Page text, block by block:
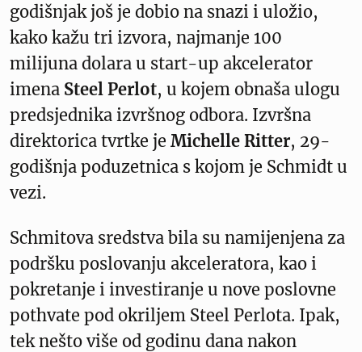
godišnjak još je dobio na snazi i uložio,
kako kažu tri izvora, najmanje 100
milijuna dolara u start-up akcelerator
imena Steel Perlot, u kojem obnaša ulogu
predsjednika izvršnog odbora. Izvršna
direktorica tvrtke je Michelle Ritter, 29-
godišnja poduzetnica s kojom je Schmidt u
vezi.
Schmitova sredstva bila su namijenjena za
podršku poslovanju akceleratora, kao i
pokretanje i investiranje u nove poslovne
pothvate pod okriljem Steel Perlota. Ipak,
tek nešto više od godinu dana nakon